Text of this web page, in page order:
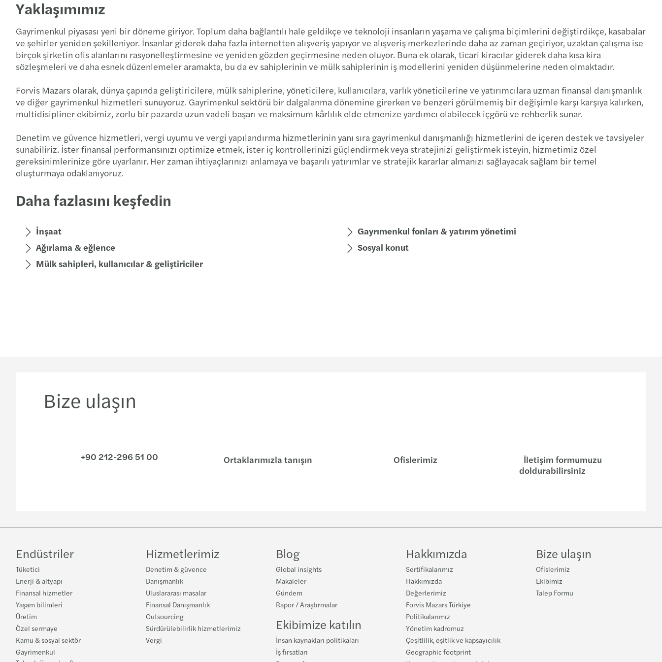
Yaklaşımımız
Gayrimenkul piyasası yeni bir döneme giriyor. Toplum daha bağlantılı hale geldikçe ve teknoloji insanların yaşama ve çalışma biçimlerini değiştirdikçe, kasabalar
ve şehirler yeniden şekilleniyor. İnsanlar giderek daha fazla internetten alışveriş yapıyor ve alışveriş merkezlerinde daha az zaman geçiriyor, uzaktan çalışma ise
birçok şirketin ofis alanlarını rasyonelleştirmesine ve yeniden gözden geçirmesine neden oluyor. Buna ek olarak, ticari kiracılar giderek daha kısa kira
sözleşmeleri ve daha esnek düzenlemeler aramakta, bu da ev sahiplerinin ve mülk sahiplerinin iş modellerini yeniden düşünmelerine neden olmaktadır.
Forvis Mazars olarak, dünya çapında geliştiricilere, mülk sahiplerine, yöneticilere, kullanıcılara, varlık yöneticilerine ve yatırımcılara uzman finansal danışmanlık
ve diğer gayrimenkul hizmetleri sunuyoruz. Gayrimenkul sektörü bir dalgalanma dönemine girerken ve benzeri görülmemiş bir değişimle karşı karşıya kalırken,
multidisipliner ekibimiz, zorlu bir pazarda uzun vadeli başarı ve maksimum kârlılık elde etmenize yardımcı olabilecek içgörü ve rehberlik sunar.
Denetim ve güvence hizmetleri, vergi uyumu ve vergi yapılandırma hizmetlerinin yanı sıra gayrimenkul danışmanlığı hizmetlerini de içeren destek ve tavsiyeler
sunabiliriz. İster finansal performansınızı optimize etmek, ister iç kontrollerinizi güçlendirmek veya stratejinizi geliştirmek isteyin, hizmetimiz özel
gereksinimlerinize göre uyarlanır. Her zaman ihtiyaçlarınızı anlamaya ve başarılı yatırımlar ve stratejik kararlar almanızı sağlayacak sağlam bir temel
oluşturmaya odaklanıyoruz.
Daha fazlasını keşfedin
İnşaat
Ağırlama & eğlence
Mülk sahipleri, kullanıcılar & geliştiriciler
Gayrımenkul fonları & yatırım yönetimi
Sosyal konut
Bize ulaşın
+90 212-296 51 00 Ortaklarımızla tanışın Ofislerimiz
İletişim formumuzu
doldurabilirsiniz
Endüstriler
Tüketici
Enerji & altyapı
Finansal hizmetler
Yaşam bilimleri
Üretim
Özel sermaye
Kamu & sosyal sektör
Gayrimenkul
Hizmetlerimiz
Denetim & güvence
Danışmanlık
Uluslararası masalar
Finansal Danışmanlık
Outsourcing
Sürdürülebilirlik hizmetlerimiz
Vergi
Blog
Global insights
Makaleler
Gündem
Rapor / Araştırmalar
Ekibimize katılın
İnsan kaynakları politikaları
İş fırsatları
Hakkımızda
Sertifikalarımız
Hakkımızda
Değerlerimiz
Forvis Mazars Türkiye
Politikalarımız
Yönetim kadromuz
Çeşitlilik, eşitlik ve kapsayıcılık
Geographic footprint
Bize ulaşın
Ofislerimiz
Ekibimiz
Talep Formu